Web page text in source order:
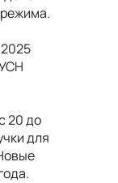
20 до
для